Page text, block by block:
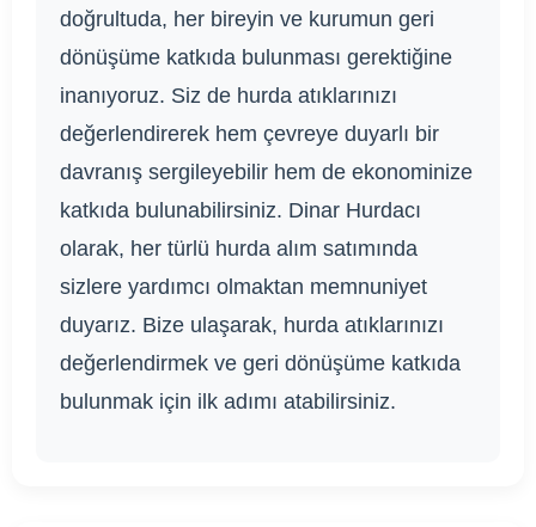
doğrultuda, her bireyin ve kurumun geri
dönüşüme katkıda bulunması gerektiğine
inanıyoruz. Siz de hurda atıklarınızı
değerlendirerek hem çevreye duyarlı bir
davranış sergileyebilir hem de ekonominize
katkıda bulunabilirsiniz. Dinar Hurdacı
olarak, her türlü hurda alım satımında
sizlere yardımcı olmaktan memnuniyet
duyarız. Bize ulaşarak, hurda atıklarınızı
değerlendirmek ve geri dönüşüme katkıda
bulunmak için ilk adımı atabilirsiniz.